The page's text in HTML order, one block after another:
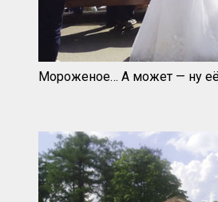
Мороженое… А может — ну